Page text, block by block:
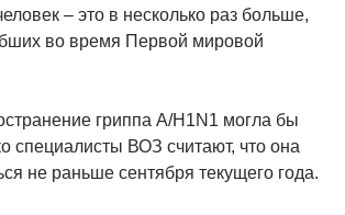
– это в несколько раз больше,
во время Первой мировой
гриппа А/H1N1 могла бы
специалисты ВОЗ считают, что она
не раньше сентября текущего года.